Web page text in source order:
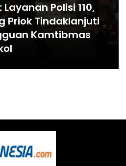
Polisi 110,
Priok Tindaklanjuti
Kamtibmas